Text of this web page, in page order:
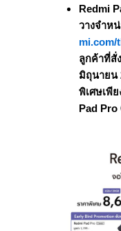
Redmi
วางจำห
mi.com/
ลูกค้าที่สั่
มิถุนายน
พิเศษเพี
Pad